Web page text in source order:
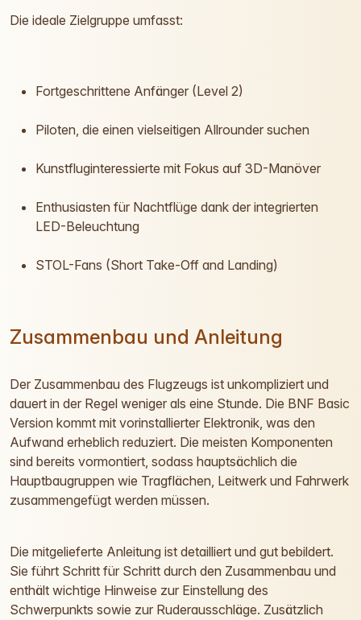
Die ideale Zielgruppe umfasst:
Fortgeschrittene Anfänger (Level 2)
Piloten, die einen vielseitigen Allrounder suchen
Kunstfluginteressierte mit Fokus auf 3D-Manöver
Enthusiasten für Nachtflüge dank der integrierten
LED-Beleuchtung
STOL-Fans (Short Take-Off and Landing)
Zusammenbau und Anleitung
Der Zusammenbau des Flugzeugs ist unkompliziert und
dauert in der Regel weniger als eine Stunde. Die BNF Basic
Version kommt mit vorinstallierter Elektronik, was den
Aufwand erheblich reduziert. Die meisten Komponenten
sind bereits vormontiert, sodass hauptsächlich die
Hauptbaugruppen wie Tragflächen, Leitwerk und Fahrwerk
zusammengefügt werden müssen.
Die mitgelieferte Anleitung ist detailliert und gut bebildert.
Sie führt Schritt für Schritt durch den Zusammenbau und
enthält wichtige Hinweise zur Einstellung des
Schwerpunkts sowie zur Ruderausschläge. Zusätzlich